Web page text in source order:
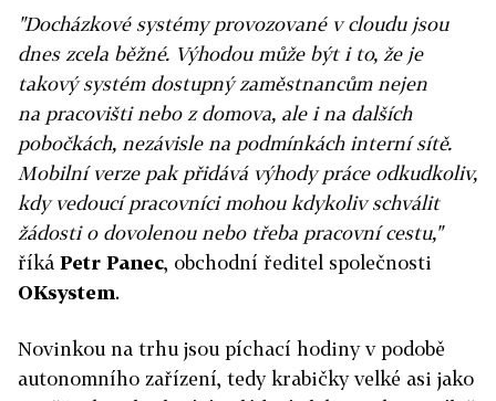
"Docházkové systémy provozované v cloudu jsou
dnes zcela běžné. Výhodou může být i to, že je
takový systém dostupný zaměstnancům nejen
na pracovišti nebo z domova, ale i na dalších
pobočkách, nezávisle na podmínkách interní sítě.
Mobilní verze pak přidává výhody práce odkudkoliv,
kdy vedoucí pracovníci mohou kdykoliv schválit
žádosti o dovolenou nebo třeba pracovní cestu,"
říká Petr Panec, obchodní ředitel společnosti
OKsystem.
Novinkou na trhu jsou píchací hodiny v podobě
autonomního zařízení, tedy krabičky velké asi jako